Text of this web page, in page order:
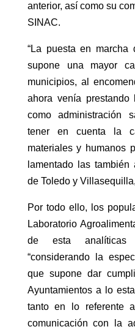
anterior, así como su
SINAC.
“La puesta en marcha
supone una mayor
municipios, al
ahora venía prestando
como administración
tener en cuenta la
materiales y humanos
lamentado las
de Toledo y
Por todo ello, los
Laboratorio
de esta analíticas
“considerando la
que supone dar
Ayuntamientos a lo
tanto en lo referente
comunicación con la